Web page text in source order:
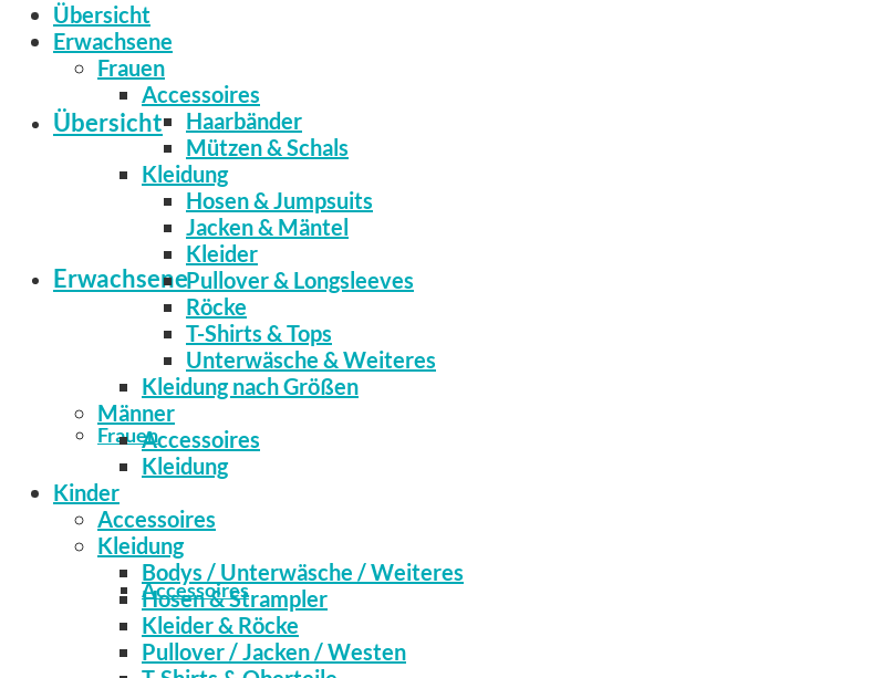
Übersicht
Erwachsene
Frauen
Accessoires
Übersicht
Erwachsene
Frauen
Accessoires
Haarbänder
Mützen & Schals
Kleidung
Hosen & Jumpsuits
Jacken & Mäntel
Kleider
Pullover & Longsleeves
Röcke
T-Shirts & Tops
Unterwäsche & Weiteres
Kleidung nach Größen
Männer
Accessoires
Kleidung
Kinder
Accessoires
Kleidung
Bodys / Unterwäsche / Weiteres
Hosen & Strampler
Kleider & Röcke
Pullover / Jacken / Westen